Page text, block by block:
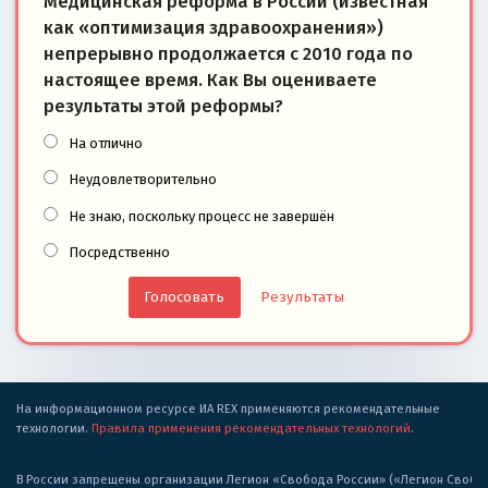
как «оптимизация здравоохранения»)
непрерывно продолжается с 2010 года по
настоящее время. Как Вы оцениваете
результаты этой реформы?
На отлично
Неудовлетворительно
Не знаю, поскольку процесс не завершён
Посредственно
Результаты
На информационном ресурсе ИА REX применяются рекомендательные
технологии. Правила применения рекомендательных технологий.
В России запрещены организации Легион «Свобода России» («Легион